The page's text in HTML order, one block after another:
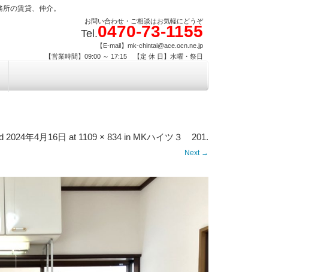
の賃貸、仲介。
お問い合わせ・ご相談はお気軽にどうぞ
Tel.0470-73-1155
【E-mail】mk-chintai@ace.ocn.ne.jp
【営業時間】09:00 ～ 17:15 【定 休 日】水曜・祭日
2024年4月16日 at 1109 × 834 in MKハイツ３ 201.
Next →